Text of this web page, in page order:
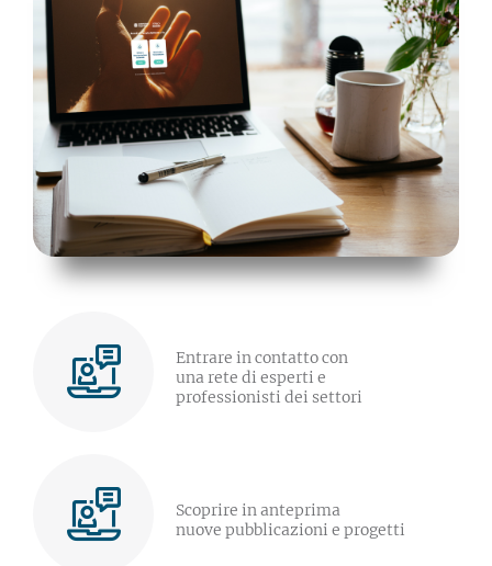
Entrare in contatto con
una rete di esperti e
professionisti dei settori
Scoprire in anteprima
nuove pubblicazioni e progetti